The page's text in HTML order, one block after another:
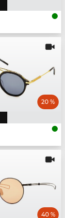
20 %
40 %